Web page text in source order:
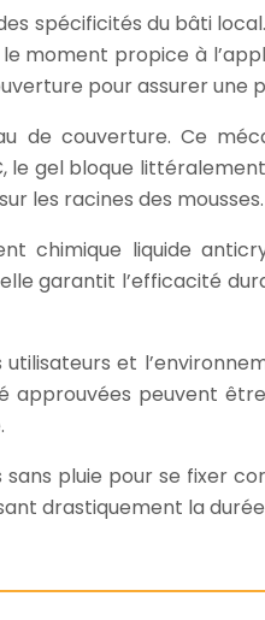
spécificités du bâti
moment propice à
pour assurer une
de couverture. Ce
gel bloque
les racines des mousses.
chimique liquide
garantit l’efficacité
et
peuvent
pluie pour se fixer
drastiquement la